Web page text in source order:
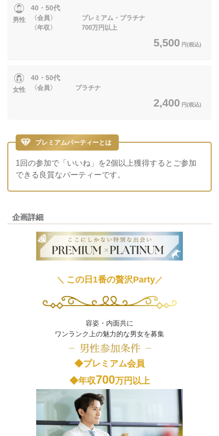
男性
40・50代
〈会員〉 プレミアム・プラチナ
〈年収〉 700万円以上
5,500 円(税込)
女性
40・50代
〈会員〉 プラチナ
2,400 円(税込)
プレミアムパーティーとは
1回の参加で「いいね」を2個以上獲得するとご参加
できる良質なパーティーです。
企画詳細
＼ この日1番の贅沢Party／
容姿・内面共に
ワンランク上の魅力的な男女を募集
◆プレミアム会員
◆年収700万円以上